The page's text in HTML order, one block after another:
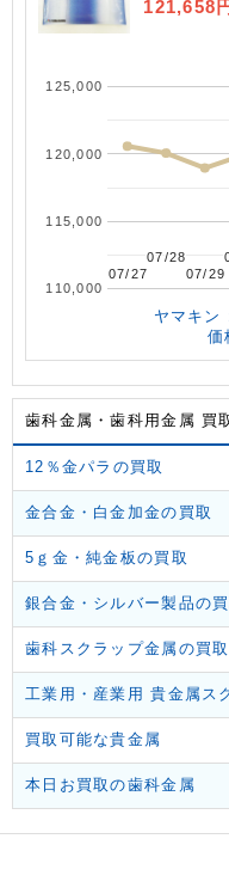
121,658
07/27
07/27
07/28
07/28
07/29
07/29
110,000
115,000
120,000
125,000
ヤマキン
価
歯科金属・歯科用金属 買
12％金パラの買取
金合金・白金加金の買取
5ｇ金・純金板の買取
銀合金・シルバー製品の
歯科スクラップ金属の買取
工業用・産業用 貴金属ス
買取可能な貴金属
本日お買取の歯科金属